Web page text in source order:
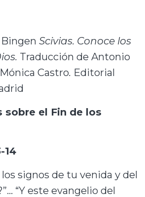
Scivias. Conoce los
Traducción de Antonio
Castro. Editorial
sobre el Fin de los
14
los signos de tu venida y del
“Y este evangelio del